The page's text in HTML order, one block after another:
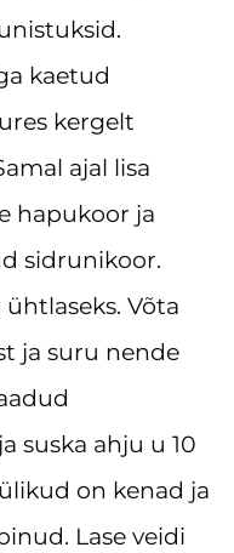
kaetud
kergelt
ajal lisa
hapukoor ja
sidrunikoor.
Võta
ja suru nende
suska ahju u 10
on kenad ja
Lase veidi